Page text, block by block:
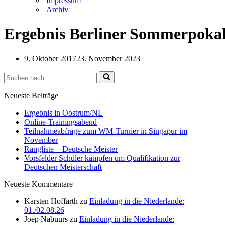
Archiv
Ergebnis Berliner
9. Oktober 201723. November 2023
Suchen
nach …
Neueste Beiträge
Ergebnis in Oostrum/NL
Online-Trainingsabend
Teilnahmeabfrage zum WM-Turnier in Singapur im
November
Rangliste + Deutsche Meister
Vorsfelder Schüler kämpfen um Qualifikation zur
Deutschen Meisterschaft
Neueste Kommentare
Karsten Hoffarth zu Einladung in die Niederlande:
01./02.08.26
Joep Nabuurs zu Einladung in die Niederlande: